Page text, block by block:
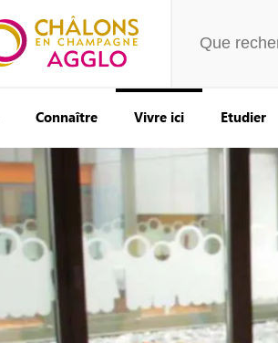
Connaître Vivre ici Etudier